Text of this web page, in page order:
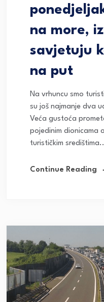
na more,
savjetuju
na put
Na vrhuncu smo
su još najmanje dva
Veća gustoća
pojedinim dionicama
turističkim
Continue Reading